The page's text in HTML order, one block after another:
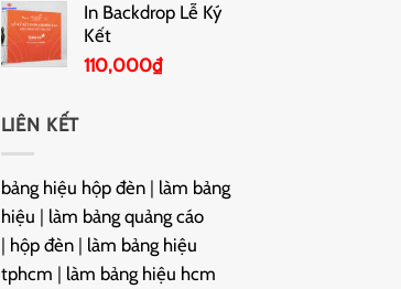
In Backdrop Lễ Ký
Kết
110,000₫
LIÊN KẾT
bảng hiệu hộp đèn| làm bảng
hiệu | làm bảng quảng cáo
| hộp đèn| làm bảng hiệu
tphcm | làm bảng hiệu hcm